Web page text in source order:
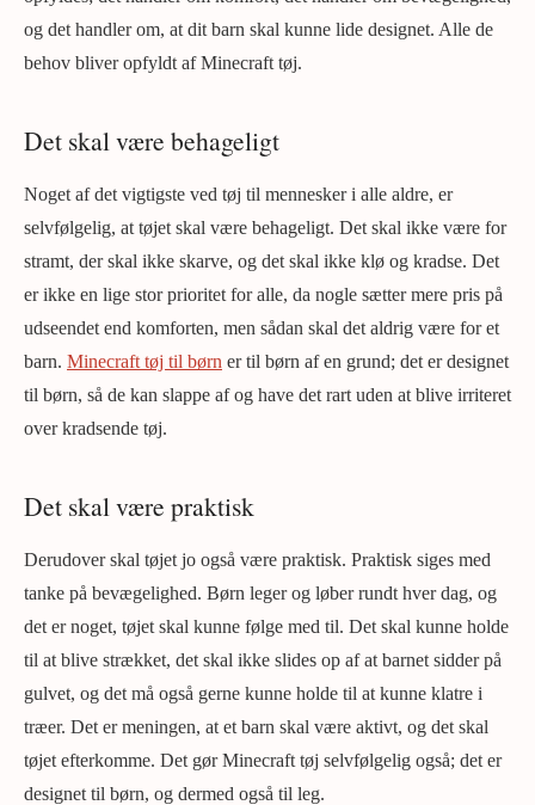
og det handler om, at dit barn skal kunne lide designet. Alle de
behov bliver opfyldt af Minecraft tøj.
Det skal være behageligt
Noget af det vigtigste ved tøj til mennesker i alle aldre, er
selvfølgelig, at tøjet skal være behageligt. Det skal ikke være for
stramt, der skal ikke skarve, og det skal ikke klø og kradse. Det
er ikke en lige stor prioritet for alle, da nogle sætter mere pris på
udseendet end komforten, men sådan skal det aldrig være for et
barn. Minecraft tøj til børn er til børn af en grund; det er designet
til børn, så de kan slappe af og have det rart uden at blive irriteret
over kradsende tøj.
Det skal være praktisk
Derudover skal tøjet jo også være praktisk. Praktisk siges med
tanke på bevægelighed. Børn leger og løber rundt hver dag, og
det er noget, tøjet skal kunne følge med til. Det skal kunne holde
til at blive strækket, det skal ikke slides op af at barnet sidder på
gulvet, og det må også gerne kunne holde til at kunne klatre i
træer. Det er meningen, at et barn skal være aktivt, og det skal
tøjet efterkomme. Det gør Minecraft tøj selvfølgelig også; det er
designet til børn, og dermed også til leg.